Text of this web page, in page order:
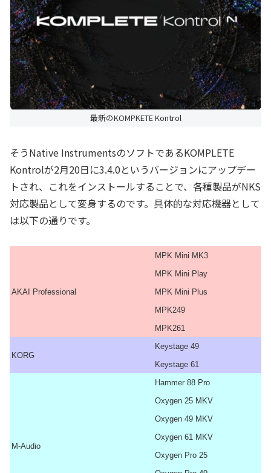
最新のKOMPKETE Kontrol
そうNative InstrumentsのソフトであるKOMPLETE
Kontrolが2月20日に3.4.0というバージョンにアップデー
トされ、これをインストールすることで、各種製品がNKS
対応製品として変身するのです。具体的な対応機器として
は以下の通りです。
AKAI Professional
MPK Mini MK3
MPK Mini Play
MPK Mini Plus
MPK249
MPK261
KORG
Keystage 49
Keystage 61
M-Audio
Hammer 88 Pro
Oxygen 25 MKV
Oxygen 49 MKV
Oxygen 61 MKV
Oxygen Pro 25